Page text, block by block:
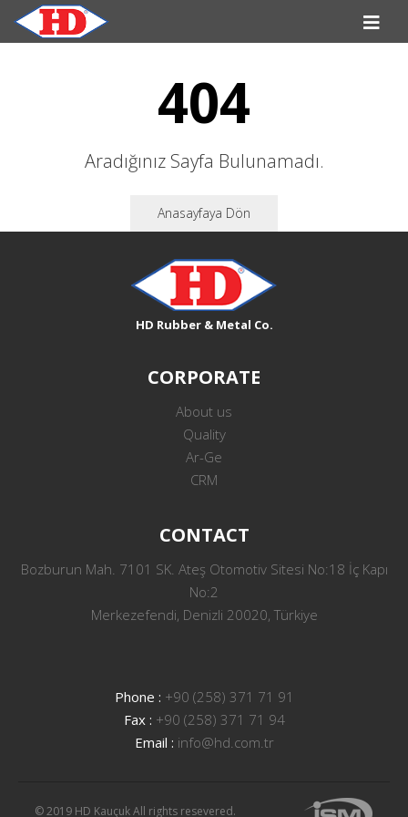
404
Aradığınız Sayfa Bulunamadı.
Anasayfaya Dön
HD Rubber & Metal Co.
CORPORATE
About us
Quality
Ar-Ge
CRM
CONTACT
Bozburun Mah. 7101 SK. Ateş Otomotiv Sitesi No:18 İç Kapı
No:2
Merkezefendi, Denizli 20020, Türkiye
Phone : +90 (258) 371 71 91
Fax : +90 (258) 371 71 94
Email : info@hd.com.tr
© 2019 HD Kauçuk All rights resevered.